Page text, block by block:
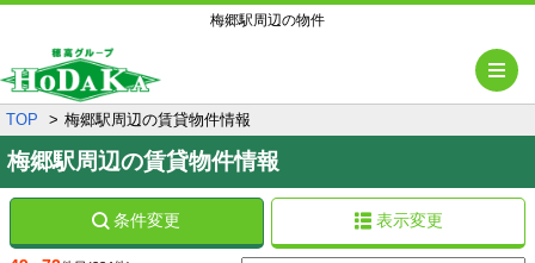
梅郷駅周辺の物件
TOP 梅郷駅周辺の賃貸物件情報
梅郷駅周辺の賃貸物件情報
条件変更 表示変更